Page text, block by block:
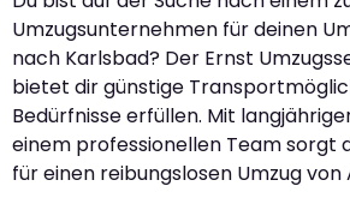
Umzugsunternehmen für deinen
nach Karlsbad? Der Ernst
bietet dir günstige
Bedürfnisse erfüllen. Mit
einem professionellen Team sorgt
für einen reibungslosen Umzug von